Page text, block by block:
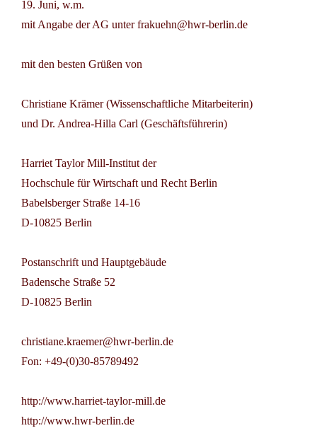
19. Juni, w.m.
mit Angabe der AG unter frakuehn@hwr-berlin.de
mit den besten Grüßen von
Christiane Krämer (Wissenschaftliche Mitarbeiterin)
und Dr. Andrea-Hilla Carl (Geschäftsführerin)
Harriet Taylor Mill-Institut der
Hochschule für Wirtschaft und Recht Berlin
Babelsberger Straße 14-16
D-10825 Berlin
Postanschrift und Hauptgebäude
Badensche Straße 52
D-10825 Berlin
christiane.kraemer@hwr-berlin.de
Fon: +49-(0)30-85789492
http://www.harriet-taylor-mill.de
http://www.hwr-berlin.de